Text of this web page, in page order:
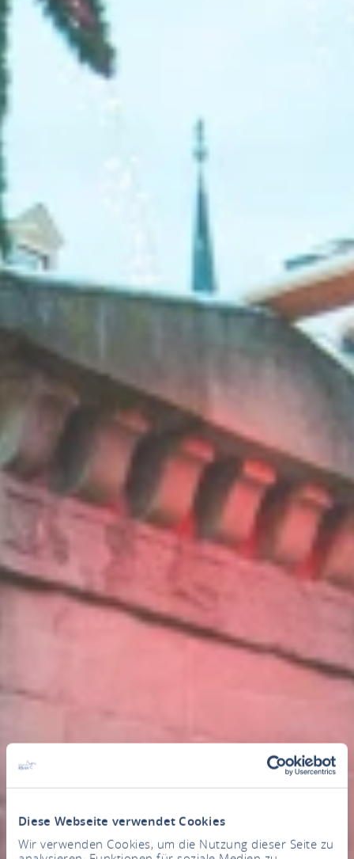
Diese Webseite verwendet Cookies
Wir verwenden Cookies, um die Nutzung dieser Seite zu